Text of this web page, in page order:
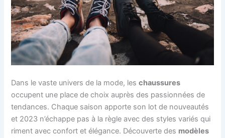
Dans le vaste univers de la mode, leschaussures
occupent une place de choix auprès des passionnées de
tendances. Chaque saison apporte son lot de nouveautés
et 2023 n’échappe pas à la règle avec des styles variés qui
riment avec confort et élégance. Découverte des modèles